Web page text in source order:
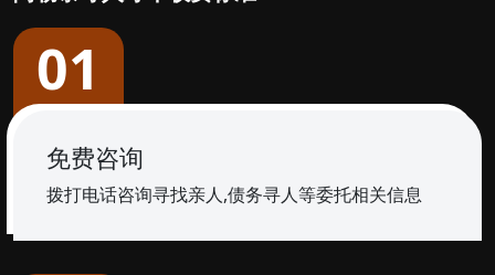
01
免费咨询
拨打电话咨询寻找亲人,债务寻人等委托相关信息